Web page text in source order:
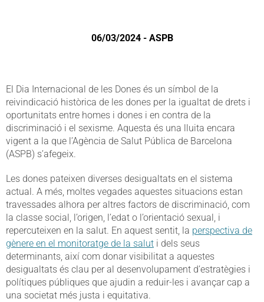
06/03/2024 - ASPB
El Dia Internacional de les Dones és un símbol de la
reivindicació històrica de les dones per la igualtat de drets i
oportunitats entre homes i dones i en contra de la
discriminació i el sexisme. Aquesta és una lluita encara
vigent a la que l’Agència de Salut Pública de Barcelona
(ASPB) s’afegeix.
Les dones pateixen diverses desigualtats en el sistema
actual. A més, moltes vegades aquestes situacions estan
travessades alhora per altres factors de discriminació, com
la classe social, l’origen, l’edat o l’orientació sexual, i
repercuteixen en la salut. En aquest sentit, la perspectiva de
gènere en el monitoratge de la salut i dels seus
determinants, així com donar visibilitat a aquestes
desigualtats és clau per al desenvolupament d’estratègies i
polítiques públiques que ajudin a reduir-les i avançar cap a
una societat més justa i equitativa.